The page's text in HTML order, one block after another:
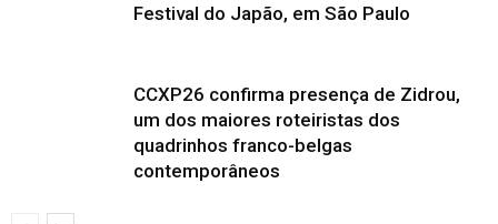
Festival do Japão, em São Paulo
CCXP26 confirma presença de Zidrou,
um dos maiores roteiristas dos
quadrinhos franco-belgas
contemporâneos